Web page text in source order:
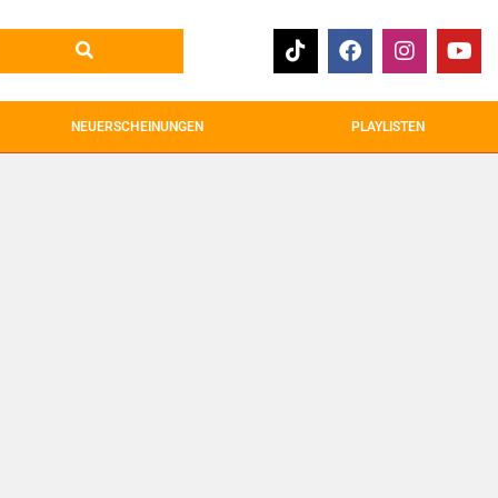
NEUERSCHEINUNGEN PLAYLISTEN